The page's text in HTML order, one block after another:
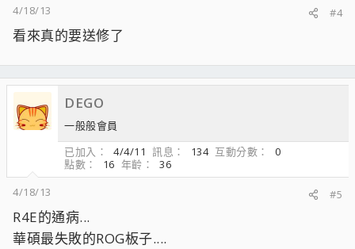
4/18/13
#4
看來真的要送修了
DEGO
一般般會員
已加入
4/4/11 訊息 134 互動分數
0
點數
16 年齡
36
4/18/13
#5
R4E的通病...
華碩最失敗的ROG板子....